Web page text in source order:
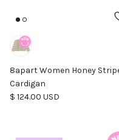
8apart Women Honey
Cardigan
Precio normal
$ 124.00 USD